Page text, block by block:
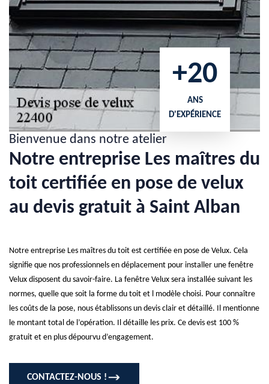
+20
ANS
D'EXPÉRIENCE
Bienvenue dans notre atelier
Notre entreprise Les maîtres du
toit certifiée en pose de velux
au devis gratuit à Saint Alban
Notre entreprise Les maîtres du toit est certifiée en pose de Velux. Cela
signifie que nos professionnels en déplacement pour installer une fenêtre
Velux disposent du savoir-faire. La fenêtre Velux sera installée suivant les
normes, quelle que soit la forme du toit et l modèle choisi. Pour connaître
les coûts de la pose, nous établissons un devis clair et détaillé. Il mentionne
le montant total de l’opération. Il détaille les prix. Ce devis est 100 %
gratuit et en plus dépourvu d’engagement.
CONTACTEZ-NOUS !